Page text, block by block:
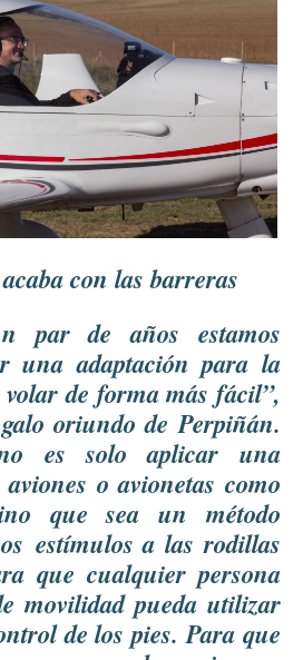
con las barreras
par de años estamos
una adaptación para la
de forma más fácil”,
oriundo de Perpiñán.
es solo aplicar una
o avionetas como
que sea un método
estímulos a las rodillas
que cualquier persona
movilidad pueda utilizar
de los pies. Para que